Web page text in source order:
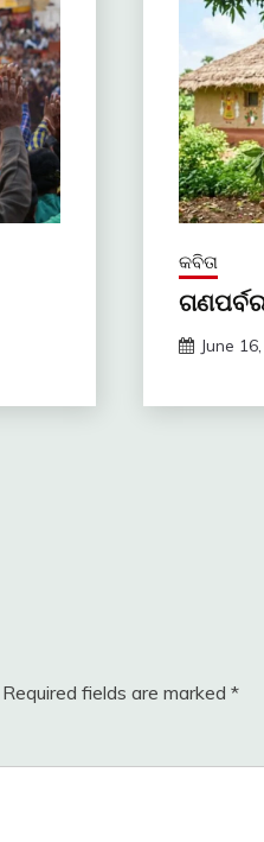
କବିତା
June
Required fields are marked *